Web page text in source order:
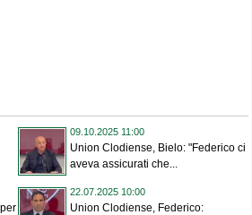
09.10.2025 11:00
Union Clodiense, Bielo: "Federico ci
aveva assicurati che...
22.07.2025 10:00
Union Clodiense, Federico: